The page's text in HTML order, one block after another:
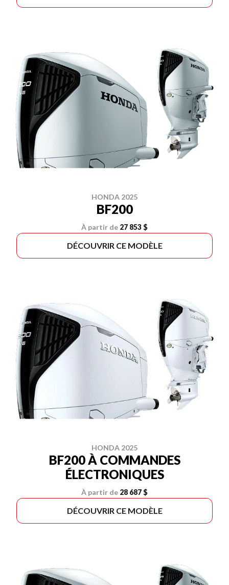
HONDA 2025
BF200
À partir de 27 853 $
DÉCOUVRIR CE MODÈLE
HONDA 2025
BF200 À COMMANDES
ÉLECTRONIQUES
À partir de 28 687 $
DÉCOUVRIR CE MODÈLE